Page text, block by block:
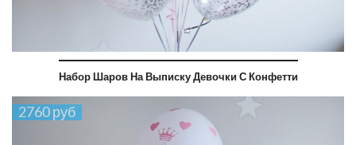
Набор Шаров На Выписку Девочки С Конфетти
2760 руб